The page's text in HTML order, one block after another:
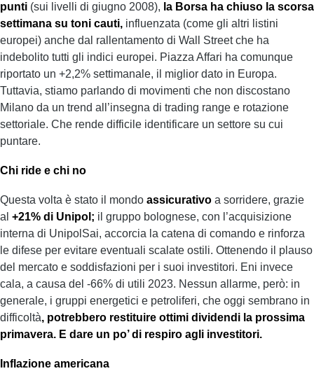
punti (sui livelli di giugno 2008), la Borsa ha chiuso la scorsa
settimana su toni cauti, influenzata (come gli altri listini
europei) anche dal rallentamento di Wall Street che ha
indebolito tutti gli indici europei. Piazza Affari ha comunque
riportato un +2,2% settimanale, il miglior dato in Europa.
Tuttavia, stiamo parlando di movimenti che non discostano
Milano da un trend all’insegna di trading range e rotazione
settoriale. Che rende difficile identificare un settore su cui
puntare.
Chi ride e chi no
Questa volta è stato il mondo assicurativo a sorridere, grazie
al +21% di Unipol; il gruppo bolognese, con l’acquisizione
interna di UnipolSai, accorcia la catena di comando e rinforza
le difese per evitare eventuali scalate ostili. Ottenendo il plauso
del mercato e soddisfazioni per i suoi investitori. Eni invece
cala, a causa del -66% di utili 2023. Nessun allarme, però: in
generale, i gruppi energetici e petroliferi, che oggi sembrano in
difficoltà, potrebbero restituire ottimi dividendi la prossima
primavera. E dare un po’ di respiro agli investitori.
Inflazione americana